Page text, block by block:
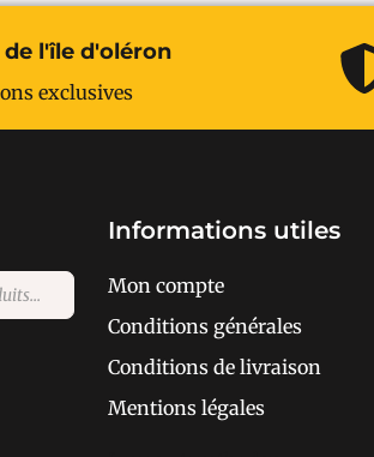
l'île d'oléron
exclusives
Informations utiles
Mon compte
Conditions générales
Conditions de livraison
Mentions légales